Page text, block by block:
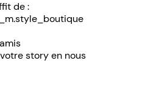
de :
story en nous